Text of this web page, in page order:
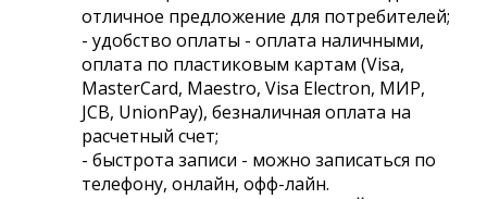
отличное предложение для потребителей;
- удобство оплаты - оплата наличными,
оплата по пластиковым картам (Visa,
MasterCard, Maestro, Visa Electron, МИР,
JCB, UnionPay), безналичная оплата на
расчетный счет;
- быстрота записи - можно записаться по
телефону, онлайн, офф-лайн.